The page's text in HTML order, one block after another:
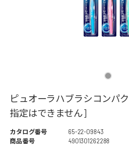
ピュオーラハブラシコンパ
指定はできません]
カタログ番号
65-22-09843
商品番号
4901301262288